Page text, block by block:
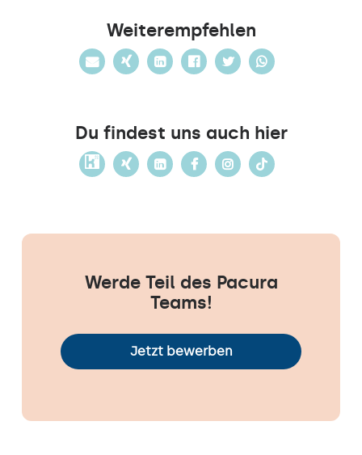
Weiterempfehlen
Du findest uns auch hier
Werde Teil des Pacura
Teams!
Jetzt bewerben